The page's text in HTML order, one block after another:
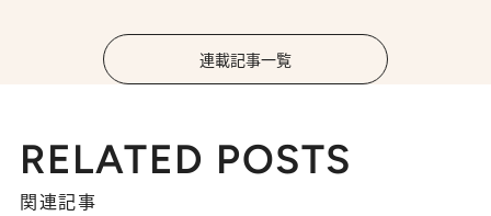
連載記事一覧
RELATED POSTS
関連記事